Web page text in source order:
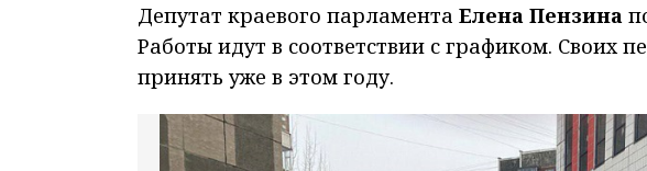
Депутат краевого парламента Елена Пензина
Работы идут в соответствии с графиком. Своих
принять уже в этом году.